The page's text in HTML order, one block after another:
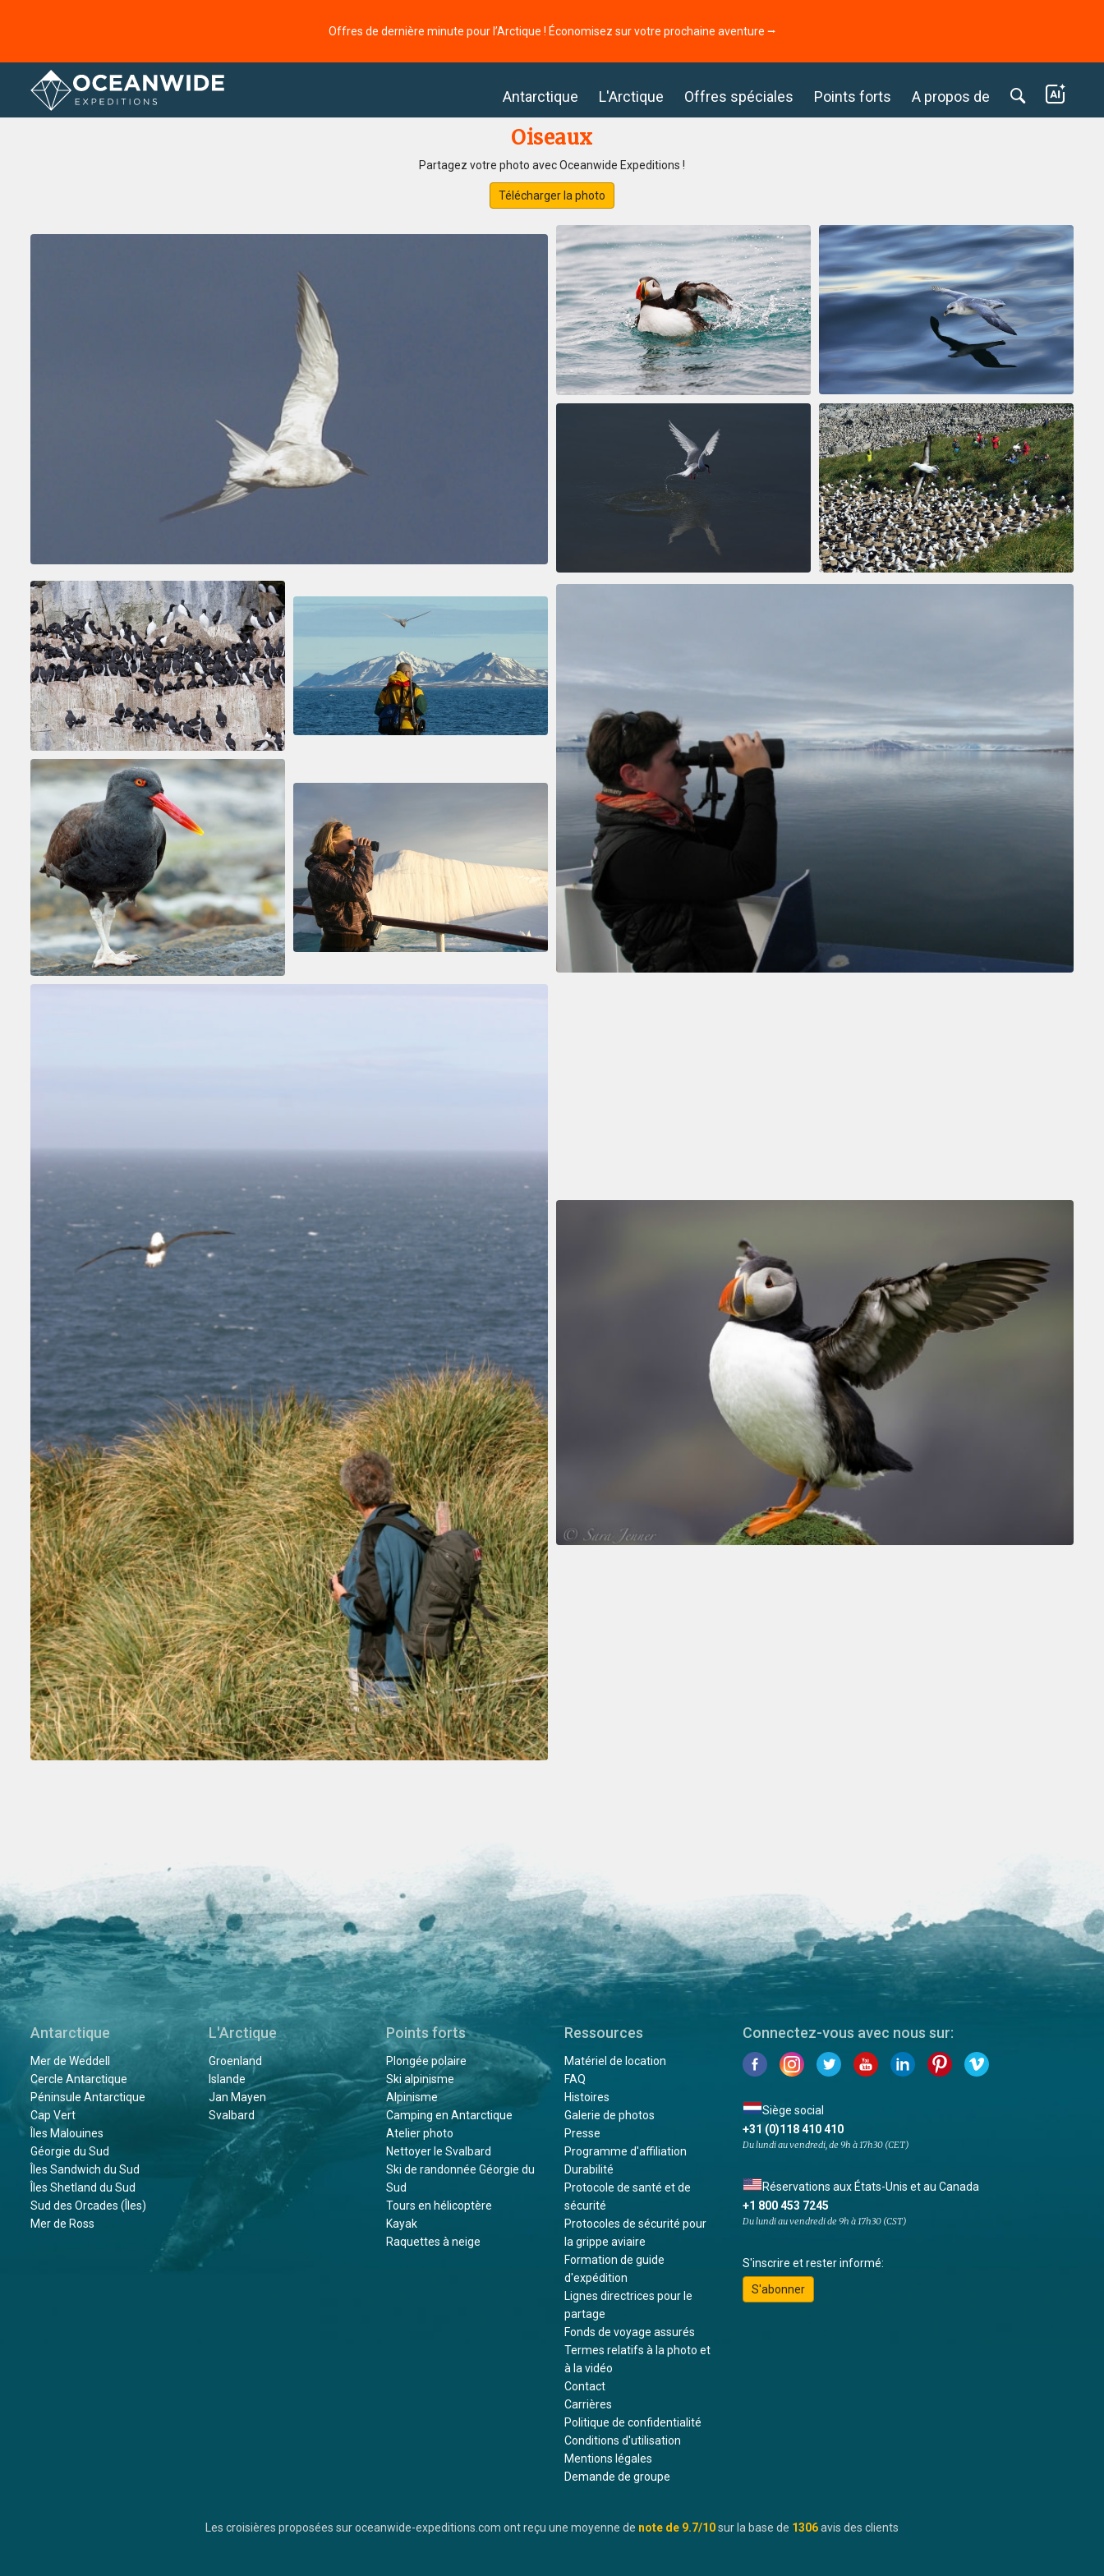
Offres de dernière minute pour l’Arctique ! Économisez sur votre prochaine aventure ⭢
Antarctique L'Arctique Offres spéciales Points forts A propos de
Accueil Galerie de photos
Oiseaux
Partagez votre photo avec Oceanwide Expeditions !
Télécharger la photo
Antarctique
Mer de Weddell
Cercle Antarctique
Péninsule Antarctique
Cap Vert
Îles Malouines
Géorgie du Sud
Îles Sandwich du Sud
Îles Shetland du Sud
Sud des Orcades (Îles)
Mer de Ross
L'Arctique
Groenland
Islande
Jan Mayen
Svalbard
Points forts
Plongée polaire
Ski alpinisme
Alpinisme
Camping en Antarctique
Atelier photo
Nettoyer le Svalbard
Ski de randonnée Géorgie du
Sud
Tours en hélicoptère
Kayak
Raquettes à neige
Ressources
Matériel de location
FAQ
Histoires
Galerie de photos
Presse
Programme d'affiliation
Durabilité
Protocole de santé et de
sécurité
Protocoles de sécurité pour
la grippe aviaire
Formation de guide
d'expédition
Lignes directrices pour le
partage
Fonds de voyage assurés
Termes relatifs à la photo et
à la vidéo
Contact
Carrières
Politique de confidentialité
Conditions d'utilisation
Mentions légales
Demande de groupe
Connectez-vous avec nous sur:
Siège social
+31 (0)118 410 410
Du lundi au vendredi, de 9h à 17h30 (CET)
Réservations aux États-Unis et au Canada
+1 800 453 7245
Du lundi au vendredi de 9h à 17h30 (CST)
S'inscrire et rester informé:
S'abonner
Les croisières proposées sur oceanwide-expeditions.com ont reçu une moyenne de note de 9.7/10sur la base de 1306avis des clients